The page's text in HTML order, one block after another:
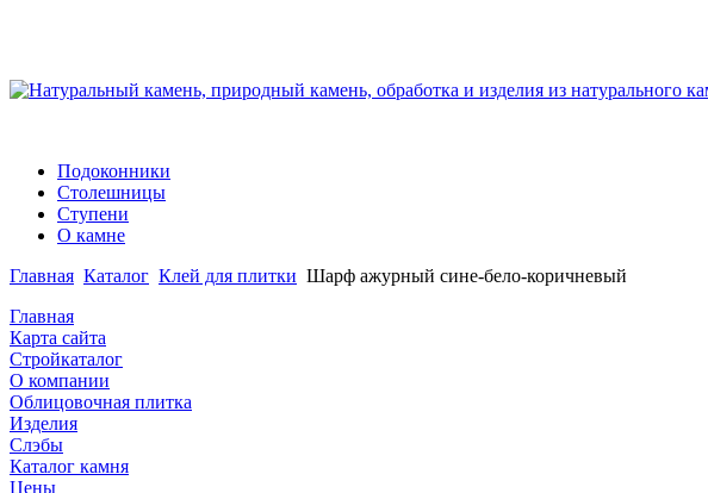
Подоконники
Столешницы
Ступени
О камне
Главная Каталог Клей для плитки Шарф ажурный сине-бело-коричневый
Главная
Карта сайта
Стройкаталог
О компании
Облицовочная плитка
Изделия
Слэбы
Каталог камня
Цены